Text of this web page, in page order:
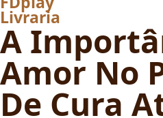
Livraria
A
Amor No
De Cura